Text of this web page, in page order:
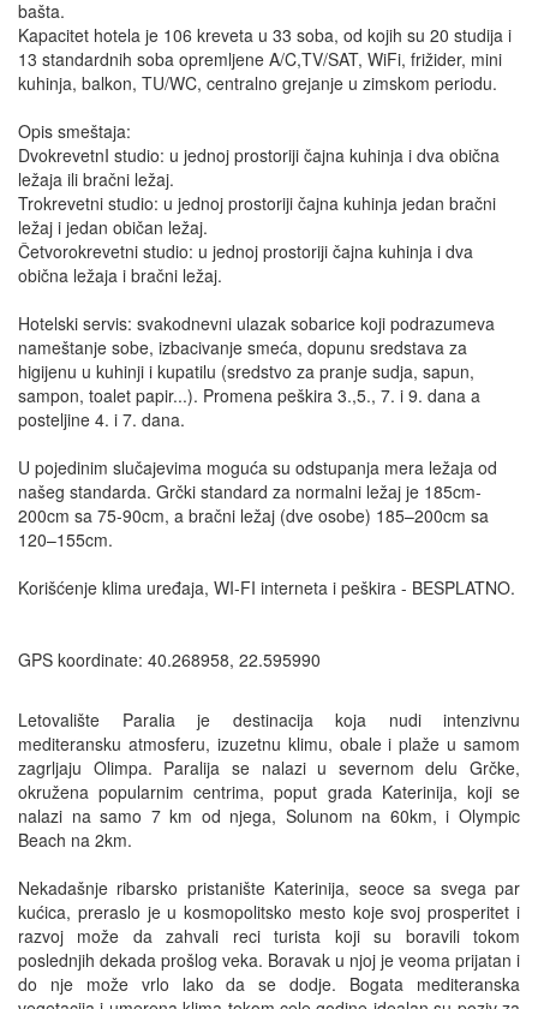
bašta.
Kapacitet hotela je 106 kreveta u 33 soba, od kojih su 20 studija i
13 standardnih soba opremljene A/C,TV/SAT, WiFi, frižider, mini
kuhinja, balkon, TU/WC, centralno grejanje u zimskom periodu.
Opis smeštaja:
DvokrevetnI studio: u jednoj prostoriji čajna kuhinja i dva obična
ležaja ili bračni ležaj.
Trokrevetni studio: u jednoj prostoriji čajna kuhinja jedan bračni
ležaj i jedan običan ležaj.
Četvorokrevetni studio: u jednoj prostoriji čajna kuhinja i dva
obična ležaja i bračni ležaj.
Hotelski servis: svakodnevni ulazak sobarice koji podrazumeva
nameštanje sobe, izbacivanje smeća, dopunu sredstava za
higijenu u kuhinji i kupatilu (sredstvo za pranje sudja, sapun,
sampon, toalet papir...). Promena peškira 3.,5., 7. i 9. dana a
posteljine 4. i 7. dana.
U pojedinim slučajevima moguća su odstupanja mera ležaja od
našeg standarda. Grčki standard za normalni ležaj je 185cm-
200cm sa 75-90cm, a bračni ležaj (dve osobe) 185–200cm sa
120–155cm.
Korišćenje klima uređaja, WI-FI interneta i peškira - BESPLATNO.
GPS koordinate: 40.268958, 22.595990
Letovalište Paralia je destinacija koja nudi intenzivnu
mediteransku atmosferu, izuzetnu klimu, obale i plaže u samom
zagrljaju Olimpa. Paralija se nalazi u severnom delu Grčke,
okružena popularnim centrima, poput grada Katerinija, koji se
nalazi na samo 7 km od njega, Solunom na 60km, i Olympic
Beach na 2km.
Nekadašnje ribarsko pristanište Katerinija, seoce sa svega par
kućica, preraslo je u kosmopolitsko mesto koje svoj prosperitet i
razvoj može da zahvali reci turista koji su boravili tokom
poslednjih dekada prošlog veka. Boravak u njoj je veoma prijatan i
do nje može vrlo lako da se dodje. Bogata mediteranska